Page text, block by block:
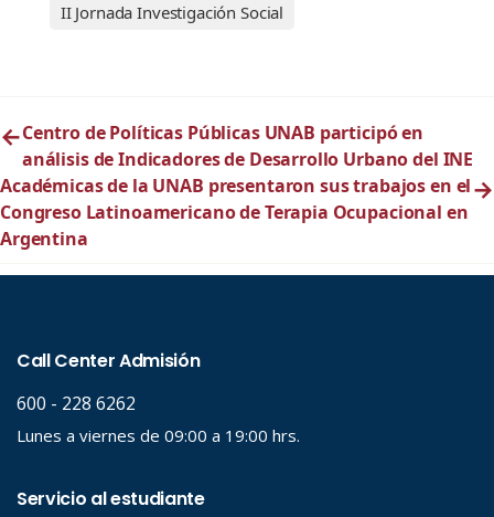
II Jornada Investigación Social
←Centro de Políticas Públicas UNAB participó en
análisis de Indicadores de Desarrollo Urbano del INE
Académicas de la UNAB presentaron sus trabajos en el
Congreso Latinoamericano de Terapia Ocupacional en
Argentina
→